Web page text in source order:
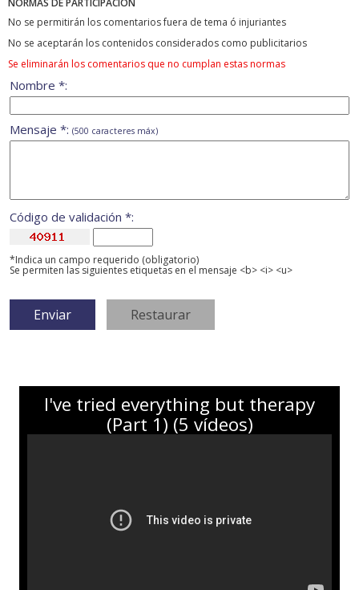
NORMAS DE PARTICIPACIÓN
No se permitirán los comentarios fuera de tema ó injuriantes
No se aceptarán los contenidos considerados como publicitarios
Se eliminarán los comentarios que no cumplan estas normas
Nombre *:
Mensaje *: (500 caracteres máx)
Código de validación *:
*Indica un campo requerido (obligatorio)
Se permiten las siguientes etiquetas en el mensaje <b> <i> <u>
I've tried everything but therapy
(Part 1) (5 vídeos)